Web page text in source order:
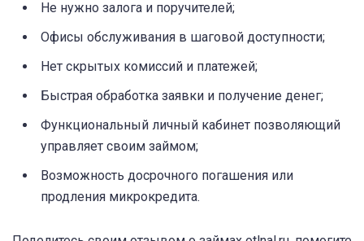
Не нужно залога и поручителей;
Офисы обслуживания в шаговой доступности;
Нет скрытых комиссий и платежей;
Быстрая обработка заявки и получение денег;
Функциональный личный кабинет позволяющий
управляет своим займом;
Возможность досрочного погашения или
продления микрокредита.